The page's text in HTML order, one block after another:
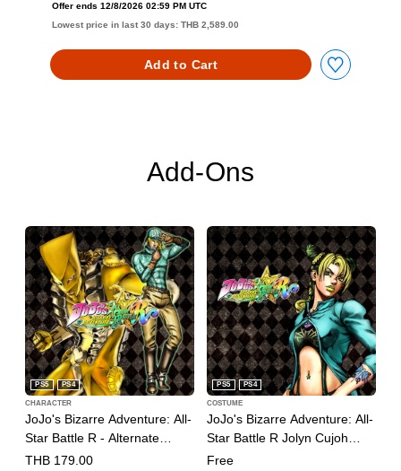
Offer ends 12/8/2026 02:59 PM UTC
Lowest price in last 30 days: THB 2,589.00
Add to Cart
Add-Ons
JoJo's Bizarre Adventure: All-
Star Battle R - Alternate
World Diego DLC
PS5 PS4
CHARACTER
THB 179.00
JoJo's Bizarre Adventure: All-
Star Battle R Jolyn Cujoh
Costume Green Dolphin
PS5 PS4
COSTUME
Free